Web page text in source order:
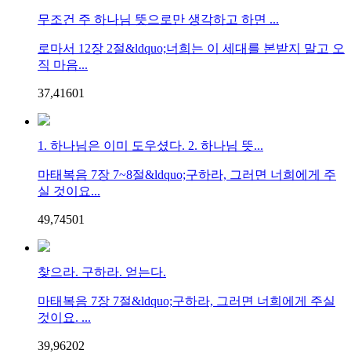
무조건 주 하나님 뜻으로만 생각하고 하면 ...
로마서 12장 2절&ldquo;너희는 이 세대를 본받지 말고 오
직 마음...
37,41601
1. 하나님은 이미 도우셨다. 2. 하나님 뜻...
마태복음 7장 7~8절&ldquo;구하라, 그러면 너희에게 주
실 것이요...
49,74501
찾으라. 구하라. 얻는다.
마태복음 7장 7절&ldquo;구하라, 그러면 너희에게 주실
것이요. ...
39,96202